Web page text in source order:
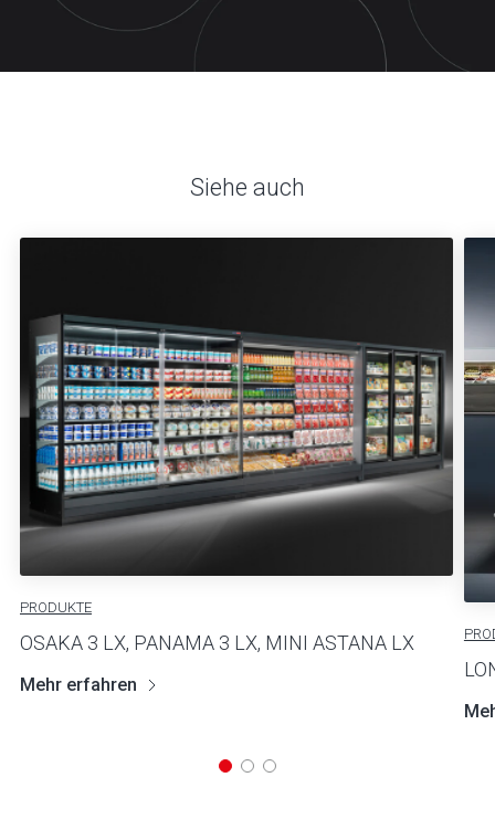
Siehe auch
PRODUKTE
OSAKA 3 LX, PANAMA 3 LX, MINI ASTANA LX
Mehr erfahren